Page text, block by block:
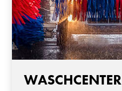
WASCHCENTER